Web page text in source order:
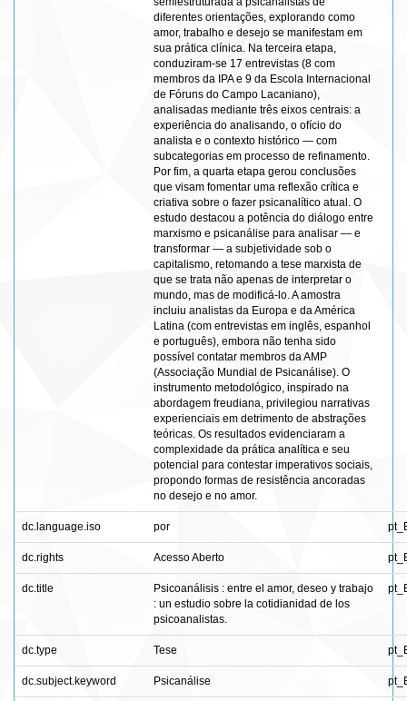
diferentes orientações, explorando como
amor, trabalho e desejo se manifestam em
sua prática clínica. Na terceira etapa,
conduziram-se 17 entrevistas (8 com
membros da IPA e 9 da Escola Internacional
de Fóruns do Campo Lacaniano),
analisadas mediante três eixos centrais: a
experiência do analisando, o ofício do
analista e o contexto histórico — com
subcategorias em processo de refinamento.
Por fim, a quarta etapa gerou conclusões
que visam fomentar uma reflexão crítica e
criativa sobre o fazer psicanalítico atual. O
estudo destacou a potência do diálogo entre
marxismo e psicanálise para analisar — e
transformar — a subjetividade sob o
capitalismo, retomando a tese marxista de
que se trata não apenas de interpretar o
mundo, mas de modificá-lo. A amostra
incluiu analistas da Europa e da América
Latina (com entrevistas em inglês, espanhol
e português), embora não tenha sido
possível contatar membros da AMP
(Associação Mundial de Psicanálise). O
instrumento metodológico, inspirado na
abordagem freudiana, privilegiou narrativas
experienciais em detrimento de abstrações
teóricas. Os resultados evidenciaram a
complexidade da prática analítica e seu
potencial para contestar imperativos sociais,
propondo formas de resistência ancoradas
no desejo e no amor.
dc.language.iso por
dc.rights Acesso Aberto
dc.title
Psicoanálisis : entre el amor, deseo y trabajo
: un estudio sobre la cotidianidad de los
psicoanalistas.
dc.type Tese
dc.subject.keyword Psicanálise